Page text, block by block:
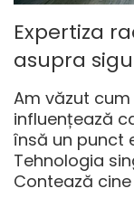
Expertiza
asupra
Am văzut
influențează
însă un punct
Tehnologia
Contează